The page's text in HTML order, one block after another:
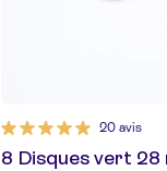
20 avis
8 Disques vert 28